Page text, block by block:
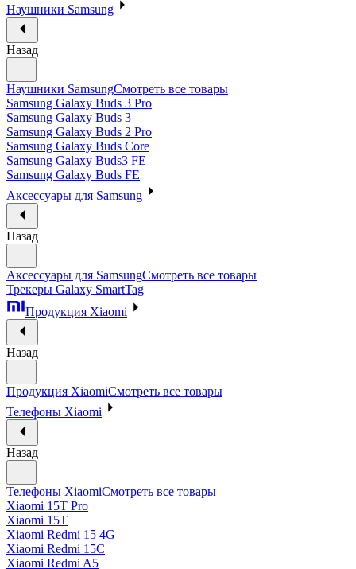
Наушники Samsung
Назад
Наушники SamsungСмотреть все товары
Samsung Galaxy Buds 3 Pro
Samsung Galaxy Buds 3
Samsung Galaxy Buds 2 Pro
Samsung Galaxy Buds Core
Samsung Galaxy Buds3 FE
Samsung Galaxy Buds FE
Аксессуары для Samsung
Назад
Аксессуары для SamsungСмотреть все товары
Трекеры Galaxy SmartTag
Продукция Xiaomi
Назад
Продукция XiaomiСмотреть все товары
Телефоны Xiaomi
Назад
Телефоны XiaomiСмотреть все товары
Xiaomi 15T Pro
Xiaomi 15T
Xiaomi Redmi 15 4G
Xiaomi Redmi 15C
Xiaomi Redmi A5